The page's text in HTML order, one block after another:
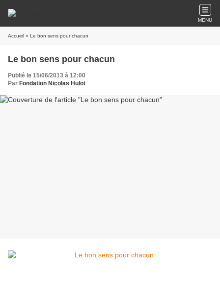
MENU
Accueil » Le bon sens pour chacun
Le bon sens pour chacun
Publié le 15/06/2013 à 12:00
Par Fondation Nicolas Hulot